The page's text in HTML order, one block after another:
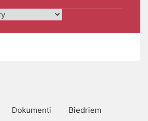
Dokumenti
Biedriem